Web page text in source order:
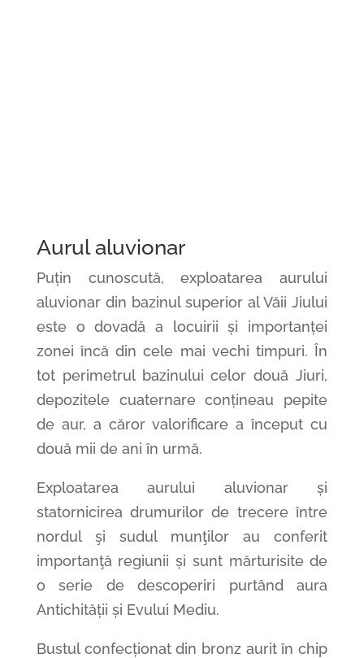
Aurul aluvionar
Puțin cunoscută, exploatarea aurului
aluvionar din bazinul superior al Văii Jiului
este o dovadă a locuirii și importanței
zonei încă din cele mai vechi timpuri. În
tot perimetrul bazinului celor două Jiuri,
depozitele cuaternare conțineau pepite
de aur, a căror valorificare a început cu
două mii de ani în urmă.
Exploatarea aurului aluvionar și
statornicirea drumurilor de trecere între
nordul şi sudul munţilor au conferit
importanţă regiunii și sunt mărturisite de
o serie de descoperiri purtând aura
Antichității și Evului Mediu.
Bustul confecționat din bronz aurit în chip